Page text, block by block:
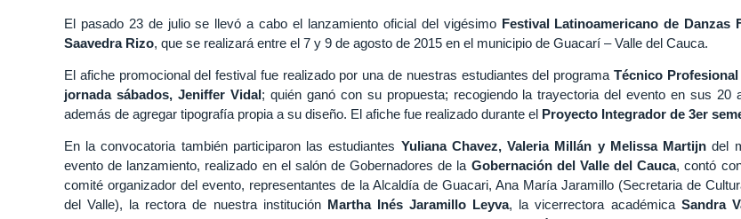
El pasado 23 de julio se llevó a cabo el lanzamiento oficial del vigésimo Festival Latinoamericano de Danzas
Saavedra Rizo, que se realizará entre el 7 y 9 de agosto de 2015 en el municipio de Guacarí – Valle del Cauca.
El afiche promocional del festival fue realizado por una de nuestras estudiantes del programa Técnico
jornada sábados, Jeniffer Vidal; quién ganó con su propuesta; recogiendo la trayectoria del evento en sus 20
además de agregar tipografía propia a su diseño. El afiche fue realizado durante el Proyecto Integrador de 3er
En la convocatoria también participaron las estudiantes Yuliana Chavez, Valeria Millán y Melissa Martijn del
evento de lanzamiento, realizado en el salón de Gobernadores de la Gobernación del Valle del Cauca, contó
comité organizador del evento, representantes de la Alcaldía de Guacari, Ana María Jaramillo (Secretaria de
del Valle), la rectora de nuestra institución Martha Inés Jaramillo Leyva, la vicerrectora académica Sandra